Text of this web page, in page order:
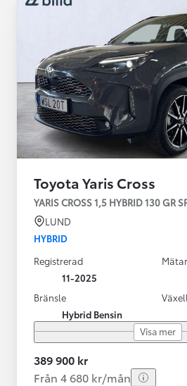
Toyota Yaris Cross
YARIS CROSS 1,5 HYBRID 130 GR
LUND
HYBRID
Registrerad
11-2025
Bränsle
Hybrid Bensin
Visa mer
389 900 kr
Från 4 680 kr/mån